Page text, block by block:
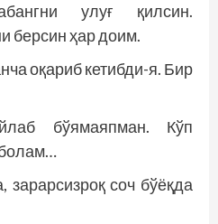
улуғ қилсин.
берсин ҳар доим.
оқариб кетибди-я. Бир
бўямаяпман. Кўп
болам…
соч бўёқда